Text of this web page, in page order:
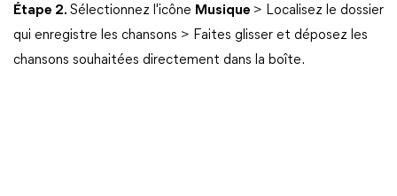
Étape 2. Sélectionnez l'icône Musique > Localisez le dossier
qui enregistre les chansons > Faites glisser et déposez les
chansons souhaitées directement dans la boîte.